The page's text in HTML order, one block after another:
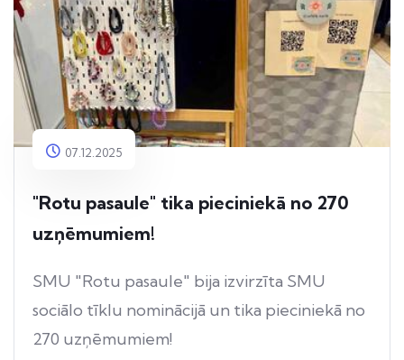
07.12.2025
"Rotu pasaule" tika pieciniekā no 270
uzņēmumiem!
SMU "Rotu pasaule" bija izvirzīta SMU
sociālo tīklu nominācijā un tika pieciniekā no
270 uzņēmumiem!